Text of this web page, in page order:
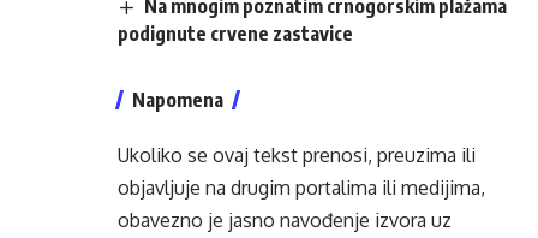
Na mnogim poznatim crnogorskim plažama
podignute crvene zastavice
Napomena
Ukoliko se ovaj tekst prenosi, preuzima ili
objavljuje na drugim portalima ili medijima,
obavezno je jasno navođenje izvora uz